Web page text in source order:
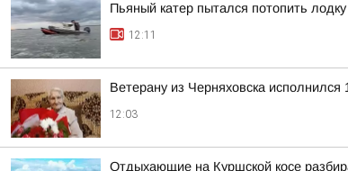
Пьяный катер пытался потопить
12:11
Ветерану из Черняховска исполнился
12:03
Отдыхающие на Куршской косе